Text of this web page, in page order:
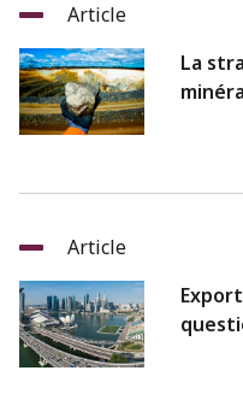
Article
La
Article